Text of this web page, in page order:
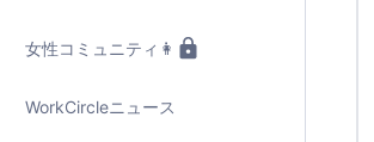
女性コミュニティ👩
WorkCircleニュース